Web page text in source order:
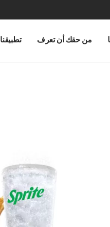
من حقك أن تعرف تطبيقنا